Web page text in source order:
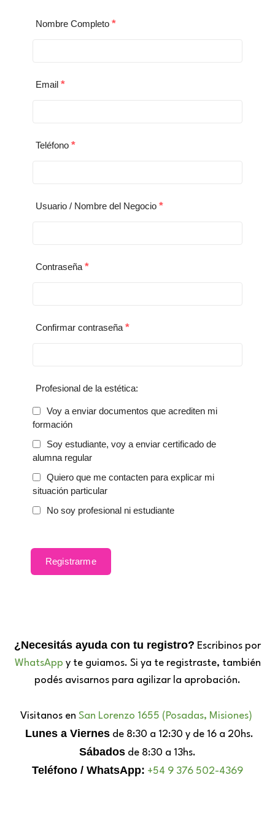
Nombre Completo *
Email *
Teléfono *
Usuario / Nombre del Negocio *
Contraseña *
Confirmar contraseña *
Profesional de la estética:
Voy a enviar documentos que acrediten mi
formación
Soy estudiante, voy a enviar certificado de
alumna regular
Quiero que me contacten para explicar mi
situación particular
No soy profesional ni estudiante
Registrarme
¿Necesitás ayuda con tu registro? Escribinos por
WhatsApp y te guiamos. Si ya te registraste, también
podés avisarnos para agilizar la aprobación.
Visitanos en San Lorenzo 1655 (Posadas, Misiones)
Lunes a Viernesde 8:30 a 12:30 y de 16 a 20hs.
Sábados de 8:30 a 13hs.
Teléfono / WhatsApp: +54 9 376 502-4369